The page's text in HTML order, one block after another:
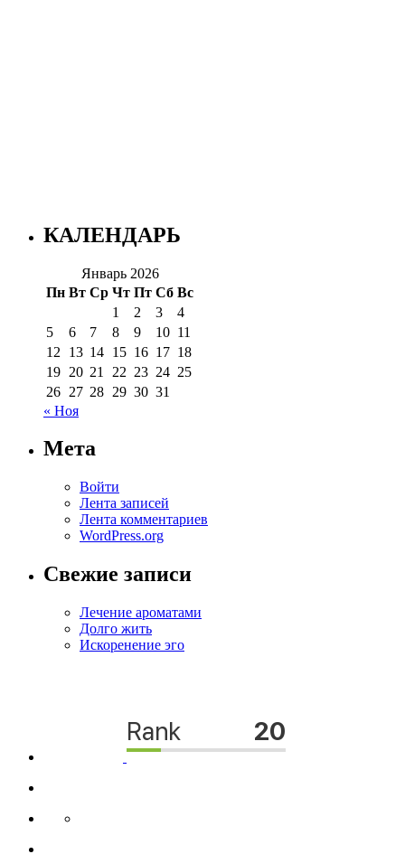
КАЛЕНДАРЬ
Январь 2026
Пн Вт Ср Чт Пт Сб Вс
1
2 3
4
5
6 7 8 9 10 11
12
13 14 15 16 17 18
19 20 21 22 23 24 25
26 27 28 29 30 31
« Ноя
Мета
Войти
Лента записей
Лента комментариев
WordPress.org
Свежие записи
Лечение ароматами
Долго жить
Искоренение эго